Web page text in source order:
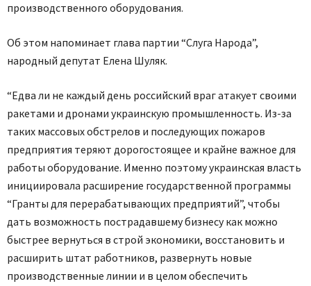
производственного оборудования.
Об этом напоминает глава партии “Слуга Народа”,
народный депутат Елена Шуляк.
“Едва ли не каждый день российский враг атакует своими
ракетами и дронами украинскую промышленность. Из-за
таких массовых обстрелов и последующих пожаров
предприятия теряют дорогостоящее и крайне важное для
работы оборудование. Именно поэтому украинская власть
инициировала расширение государственной программы
“Гранты для перерабатывающих предприятий”, чтобы
дать возможность пострадавшему бизнесу как можно
быстрее вернуться в строй экономики, восстановить и
расширить штат работников, развернуть новые
производственные линии и в целом обеспечить